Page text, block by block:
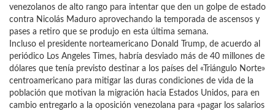
venezolanos de alto rango para intentar que den un golpe de estado
contra Nicolás Maduro aprovechando la temporada de ascensos y
pases a retiro que se produjo en esta última semana.
Incluso el presidente norteamericano Donald Trump, de acuerdo al
periódico Los Angeles Times, habría desviado más de 40 millones de
dólares que tenía previsto destinar a los países del «Triángulo Norte»
centroamericano para mitigar las duras condiciones de vida de la
población que motivan la migración hacia Estados Unidos, para en
cambio entregarlo a la oposición venezolana para «pagar los salarios